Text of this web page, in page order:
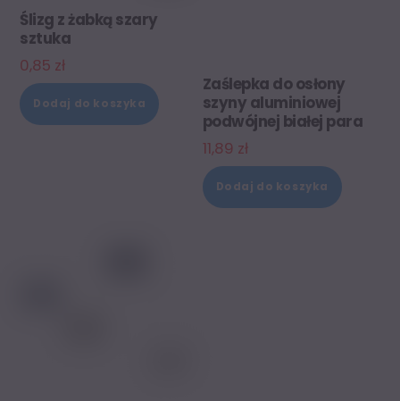
Ślizg z żabką szary
sztuka
0,85 zł
Dodaj do koszyka
Zaślepka do osłony
szyny aluminiowej
podwójnej białej para
11,89 zł
Dodaj do koszyka